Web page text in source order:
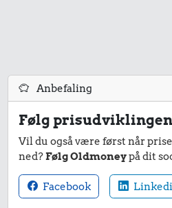
Anbefaling
Følg prisudviklingen
Vil du også være først når
ned?Følg Oldmoneypå dit
Facebook